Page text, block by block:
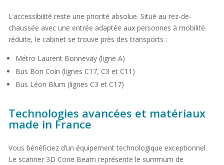
L’accessibilité reste une priorité absolue. Situé au rez-de-
chaussée avec une entrée adaptée aux personnes à mobilité
réduite, le cabinet se trouve près des transports :
Métro Laurent Bonnevay (ligne A)
Bus Bon Coin (lignes C17, C3 et C11)
Bus Léon Blum (lignes C3 et C17)
Technologies avancées et matériaux
made in France
Vous bénéficiez d’un équipement technologique exceptionnel.
Le scanner 3D Cone Beam représente le summum de